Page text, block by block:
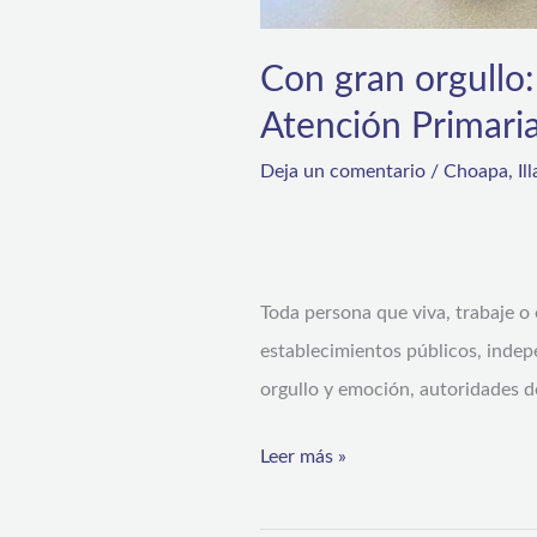
Con gran
Atención
Deja un comentario / Choapa,
Toda persona que viva, trabaje
establecimientos públicos,
orgullo y emoción, autoridades
Leer más »